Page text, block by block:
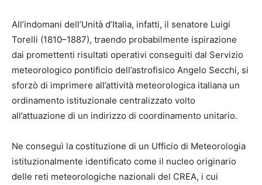
All’indomani dell’Unità d’Italia, infatti, il senatore Luigi
Torelli (1810–1887), traendo probabilmente ispirazione
dai promettenti risultati operativi conseguiti dal Servizio
meteorologico pontificio dell’astrofisico Angelo Secchi, si
sforzò di imprimere all’attività meteorologica italiana un
ordinamento istituzionale centralizzato volto
all’attuazione di un indirizzo di coordinamento unitario.
Ne conseguì la costituzione di un Ufficio di Meteorologia
istituzionalmente identificato come il nucleo originario
delle reti meteorologiche nazionali del CREA, i cui